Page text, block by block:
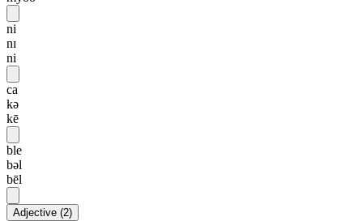
ni
nɪ
ni
ca
kə
kē
ble
bəl
bēl
Adjective (2)